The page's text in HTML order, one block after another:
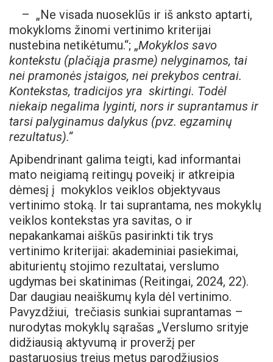
– „Ne visada nuoseklūs ir iš anksto aptarti,
mokykloms žinomi vertinimo kriterijai
nustebina netikėtumu.“; „Mokyklos savo
kontekstu (plačiąja prasme) nelyginamos, tai
nei pramonės įstaigos, nei prekybos centrai.
Kontekstas, tradicijos yra skirtingi. Todėl
niekaip negalima lyginti, nors ir suprantamus ir
tarsi palyginamus dalykus (pvz. egzaminų
rezultatus).“
Apibendrinant galima teigti, kad informantai
mato neigiamą reitingų poveikį ir atkreipia
dėmesį į mokyklos veiklos objektyvaus
vertinimo stoką. Ir tai suprantama, nes mokyklų
veiklos kontekstas yra savitas, o ir
nepakankamai aiškūs pasirinkti tik trys
vertinimo kriterijai: akademiniai pasiekimai,
abiturientų stojimo rezultatai, verslumo
ugdymas bei skatinimas (Reitingai, 2024, 22).
Dar daugiau neaiškumų kyla dėl vertinimo.
Pavyzdžiui, trečiasis sunkiai suprantamas –
nurodytas mokyklų sąrašas „Verslumo srityje
didžiausią aktyvumą ir proveržį per
pastaruosius trejus metus parodžiusios